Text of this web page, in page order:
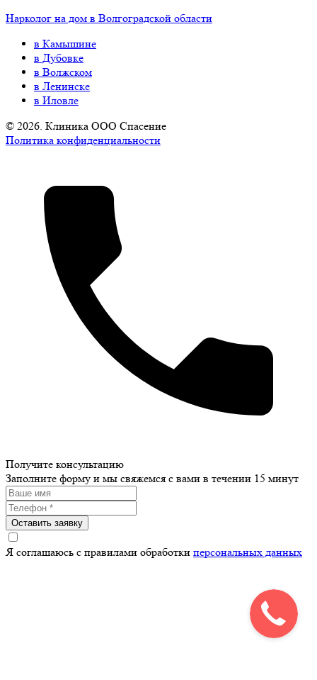
Нарколог на дом в Волгоградской области
в Камышине
в Дубовке
в Волжском
в Ленинске
в Иловле
© 2026. Клиника ООО Спасение
Политика конфиденциальности
Получите консультацию
Заполните форму и мы свяжемся с вами в течении 15 минут
Оставить заявку
Я соглашаюсь с правилами обработки персональных данных